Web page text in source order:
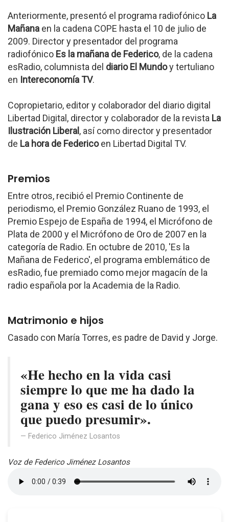
Anteriormente, presentó el programa radiofónico La
Mañana en la cadena COPE hasta el 10 de julio de
2009. Director y presentador del programa
radiofónico Es la mañana de Federico, de la cadena
esRadio, columnista del diario El Mundoy tertuliano
en Intereconomía TV.
Copropietario, editor y colaborador del diario digital
Libertad Digital, director y colaborador de la revista La
Ilustración Liberal , así como director y presentador
de La hora de Federicoen Libertad Digital TV.
Premios
Entre otros, recibió el Premio Continente de
periodismo, el Premio González Ruano de 1993, el
Premio Espejo de España de 1994, el Micrófono de
Plata de 2000 y el Micrófono de Oro de 2007 en la
categoría de Radio. En octubre de 2010, 'Es la
Mañana de Federico', el programa emblemático de
esRadio, fue premiado como mejor magacín de la
radio española por la Academia de la Radio.
Matrimonio e hijos
Casado con María Torres, es padre de David y Jorge.
«He hecho en la vida casi
siempre lo que me ha dado la
gana y eso es casi de lo único
que puedo presumir».
Federico Jiménez Losantos
Voz de Federico Jiménez Losantos